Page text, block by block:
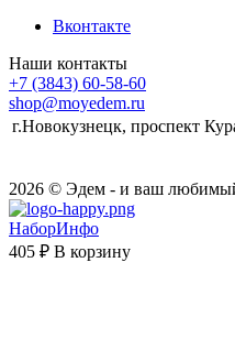
Вконтакте
Наши контакты
+7 (3843) 60-58-60
shop@moyedem.ru
г.Новокузнецк, проспект
2026 © Эдем - и ваш
НаборИнфо
405 ₽ В корзину